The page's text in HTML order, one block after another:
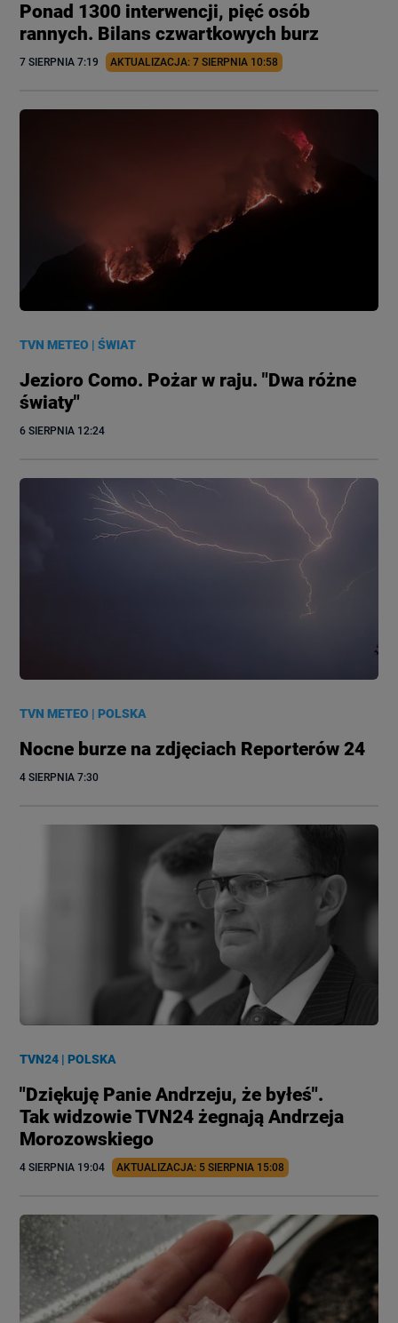
Ponad 1300 interwencji, pięć osób
rannych. Bilans czwartkowych burz
7 SIERPNIA 7:19 AKTUALIZACJA: 7 SIERPNIA 10:58
TVN METEO |ŚWIAT
Jezioro Como. Pożar w raju. "Dwa różne
światy"
6 SIERPNIA 12:24
TVN METEO |POLSKA
Nocne burze na zdjęciach Reporterów 24
4 SIERPNIA 7:30
TVN24 |POLSKA
"Dziękuję Panie Andrzeju, że byłeś".
Tak widzowie TVN24 żegnają Andrzeja
Morozowskiego
4 SIERPNIA 19:04 AKTUALIZACJA: 5 SIERPNIA 15:08